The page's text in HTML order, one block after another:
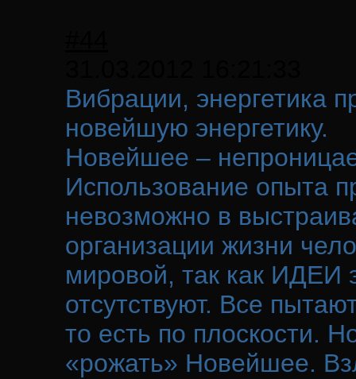
Вибрации, энергетика
новейшую энергетику.
Новейшее –
Использование опыта
невозможно в
организации жизни
мировой, так как ИДЕИ
отсутствуют. Все
то есть по плоскости.
«рожать» Новейшее.